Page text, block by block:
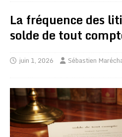
La fréquence des
solde de tout
juin 1, 2026 Sébastien